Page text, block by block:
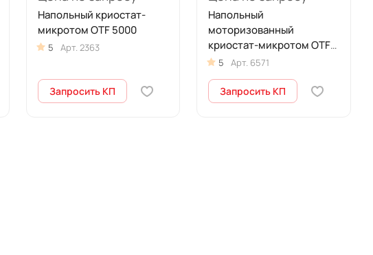
Напольный криостат-
микротом OTF 5000
5 Арт. 2363
Запросить КП
Напольный
моторизованный
криостат-микротом OTF
5000/LS
5 Арт. 6571
Запросить КП